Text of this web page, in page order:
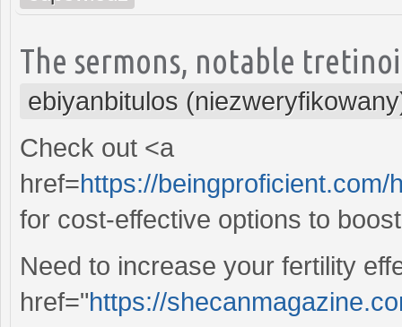
The sermons, notable
ebiyanbitulos
Check out <a
href=https://
for cost-effective options to
Need to increase your fertility
href="https://